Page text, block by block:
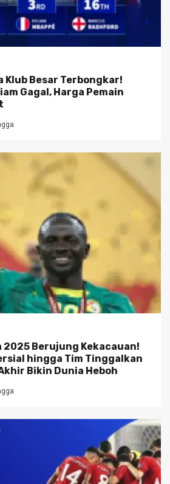
Klub Besar Terbongkar!
Gagal, Harga Pemain
2025 Berujung Kekacauan!
hingga Tim Tinggalkan
Bikin Dunia Heboh